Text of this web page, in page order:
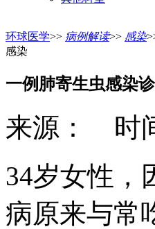
环球医学>> 病例解读>> 感染
感染
一例肺寄生虫感染
来源： 时
34岁女性，
病原来与常